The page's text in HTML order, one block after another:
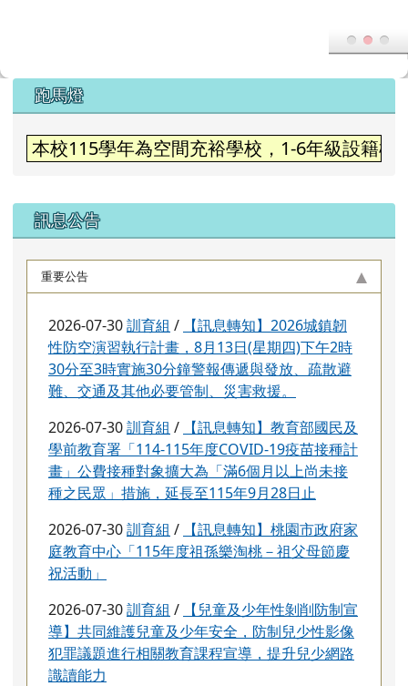
上中區域內容
跑馬燈
歡迎蒞臨龍壽國小
本校115學年為空間充裕學校，1-6年級設籍
訊息公告
重要公告
2026-07-30訓育組 /
【訊息轉知】2026城鎮韌
性防空演習執行計畫，8月13日(星期四)下午2時
30分至3時實施30分鐘警報傳遞與發放、疏散避
難、交通及其他必要管制、災害救援。
2026-07-30訓育組 /
【訊息轉知】教育部國民及
學前教育署「114-115年度COVID-19疫苗接種計
畫」公費接種對象擴大為「滿6個月以上尚未接
種之民眾」措施，延長至115年9月28日止
2026-07-30訓育組 /
【訊息轉知】桃園市政府家
庭教育中心「115年度祖孫樂淘桃－祖父母節慶
祝活動」
2026-07-30訓育組 /
【兒童及少年性剝削防制宣
導】共同維護兒童及少年安全，防制兒少性影像
犯罪議題進行相關教育課程宣導，提升兒少網路
識讀能力
頁尾區域